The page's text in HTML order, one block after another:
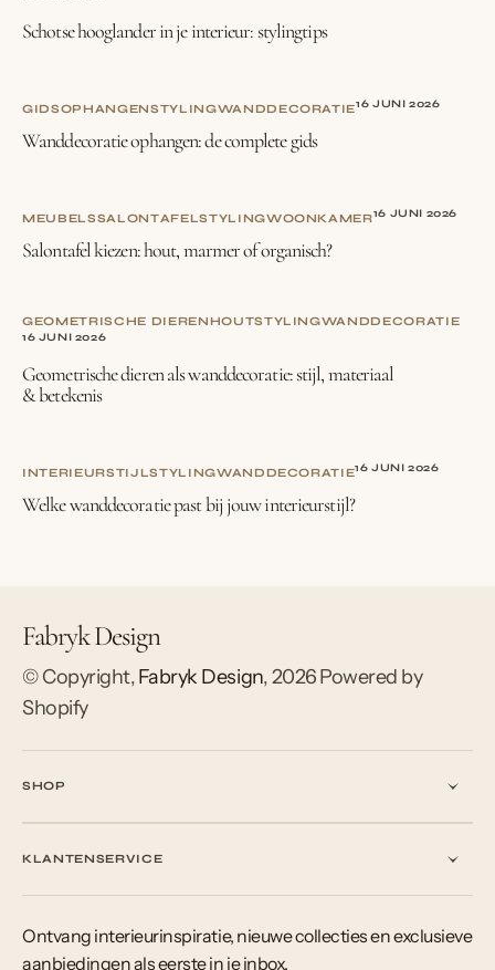
Schotse hooglander in je interieur: stylingtips
GIDSOPHANGENSTYLINGWANDDECORATIE16 JUNI 2026
Wanddecoratie ophangen: de complete gids
MEUBELSSALONTAFELSTYLINGWOONKAMER16 JUNI 2026
Salontafel kiezen: hout, marmer of organisch?
GEOMETRISCHE DIERENHOUTSTYLINGWANDDECORATIE
16 JUNI 2026
Geometrische dieren als wanddecoratie: stijl, materiaal
& betekenis
INTERIEURSTIJLSTYLINGWANDDECORATIE16 JUNI 2026
Welke wanddecoratie past bij jouw interieurstijl?
Fabryk Design
© Copyright,Fabryk Design,2026Powered by
Shopify
SHOP
KLANTENSERVICE
Ontvang interieurinspiratie, nieuwe collecties en exclusieve
aanbiedingen als eerste in je inbox.